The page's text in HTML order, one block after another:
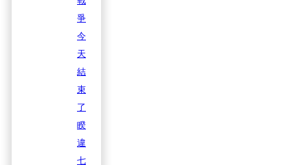
爭
今
天
結
束
了
睽
違
七